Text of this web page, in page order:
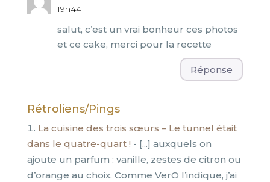
19h44
salut, c’est un vrai bonheur ces photos
et ce cake, merci pour la recette
Réponse
Rétroliens/Pings
La cuisine des trois sœurs – Le tunnel était
dans le quatre-quart ! - [...] auxquels on
ajoute un parfum : vanille, zestes de citron ou
d’orange au choix. Comme VerO l’indique, j’ai